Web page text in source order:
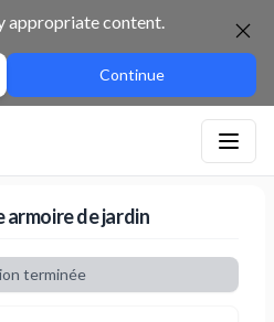
appropriate content.
Continue
armoire de jardin
terminée
de services entre particuliers